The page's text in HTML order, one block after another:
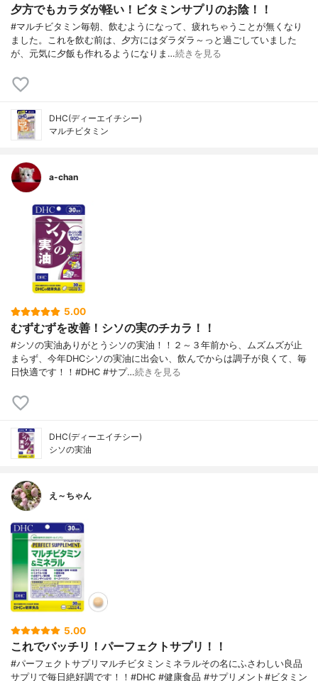
夕方でもカラダが軽い！ビタミンサプリのお陰！！
#マルチビタミン毎朝、飲むようになって、疲れちゃうことが無くなり
ました。これを飲む前は、夕方にはダラダラ～っと過ごしていました
が、元気に夕飯も作れるようになりま…続きを見る
DHC(ディーエイチシー)
マルチビタミン
a-chan
5.00
むずむずを改善！シソの実のチカラ！！
#シソの実油ありがとうシソの実油！！２～３年前から、ムズムズが止
まらず、今年DHCシソの実油に出会い、飲んでからは調子が良くて、毎
日快適です！！#DHC #サプ…続きを見る
DHC(ディーエイチシー)
シソの実油
え～ちゃん
5.00
これでバッチリ！パーフェクトサプリ！！
#パーフェクトサプリマルチビタミンミネラルその名にふさわしい良品
サプリで毎日絶好調です！！#DHC #健康食品 #サプリメント#ビタミン